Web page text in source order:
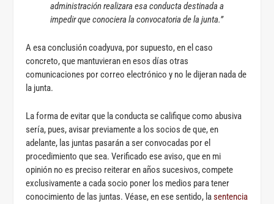
administración realizara esa conducta destinada a
impedir que conociera la convocatoria de la junta.”
A esa conclusión coadyuva, por supuesto, en el caso
concreto, que mantuvieran en esos días otras
comunicaciones por correo electrónico y no le dijeran nada de
la junta.
La forma de evitar que la conducta se califique como abusiva
sería, pues, avisar previamente a los socios de que, en
adelante, las juntas pasarán a ser convocadas por el
procedimiento que sea. Verificado ese aviso, que en mi
opinión no es preciso reiterar en años sucesivos, compete
exclusivamente a cada socio poner los medios para tener
conocimiento de las juntas. Véase, en ese sentido, lasentencia